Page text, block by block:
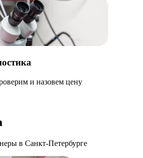
и назовем цену
в Санкт-Петербурге